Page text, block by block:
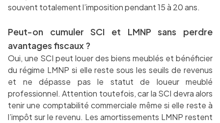
souvent totalement l’imposition pendant 15 à 20 ans.
Peut-on cumuler SCI et LMNP sans perdre
avantages fiscaux ?
Oui, une SCI peut louer des biens meublés et bénéficier
du régime LMNP si elle reste sous les seuils de revenus
et ne dépasse pas le statut de loueur meublé
professionnel. Attention toutefois, car la SCI devra alors
tenir une comptabilité commerciale même si elle reste à
l’impôt sur le revenu. Les amortissements LMNP restent